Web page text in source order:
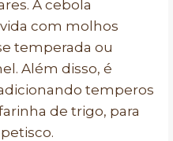
A cebola
com molhos
temperada ou
Além disso, é
temperos
de trigo, para